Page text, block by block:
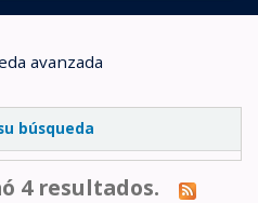
avanzada
búsqueda
4 resultados.